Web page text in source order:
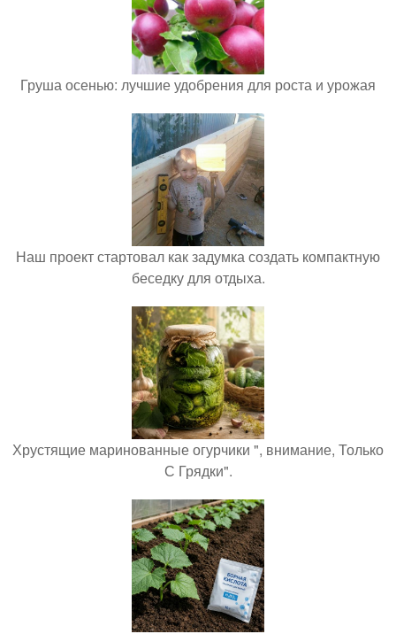
Груша осенью: лучшие удобрения для роста и урожая
Наш проект стартовал как задумка создать компактную
беседку для отдыха.
Хрустящие маринованные огурчики ", внимание, Только
С Грядки".